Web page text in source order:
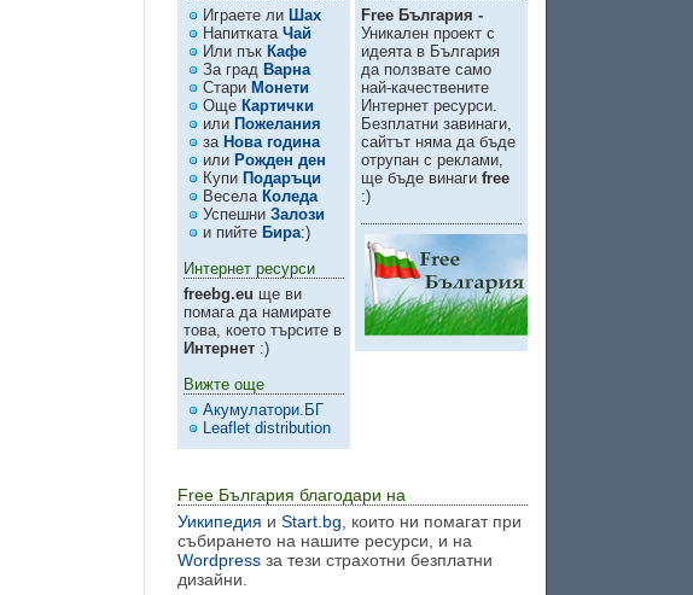
Играете ли Шах
Напитката Чай
Или пък Кафе
За град Варна
Стари Монети
Още Картички
или Пожелания
за Нова година
или Рожден ден
Купи Подаръци
Весела Коледа
Успешни Залози
и пийте Бира:)
Интернет ресурси
freebg.eu ще ви
помага да намирате
това, което търсите в
Интернет :)
Вижте още
Акумулатори.БГ
Leaflet distribution
Free България -
Уникален проект с
идеята в България
да ползвате само
най-качествените
Интернет ресурси.
Безплатни завинаги,
сайтът няма да бъде
отрупан с реклами,
ще бъде винаги free
:)
Free България благодари на
Уикипедия и Start.bg , които ни помагат при
събирането на нашите ресурси, и на
Wordpress за тези страхотни безплатни
дизайни.